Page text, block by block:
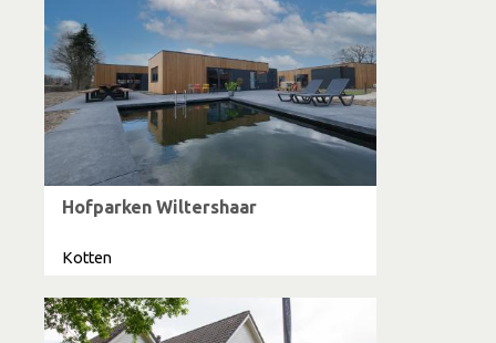
Hofparken Wiltershaar
Kotten